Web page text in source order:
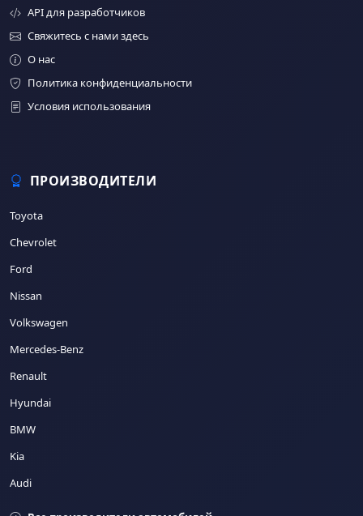
API для разработчиков
Свяжитесь с нами здесь
О нас
Политика конфиденциальности
Условия использования
ПРОИЗВОДИТЕЛИ
Toyota
Chevrolet
Ford
Nissan
Volkswagen
Mercedes-Benz
Renault
Hyundai
BMW
Kia
Audi